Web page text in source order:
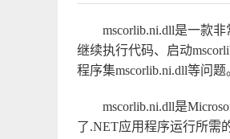
mscorlib.ni.dll是一款
继续执行代码、启动
程序集mscorlib.ni.dll等问题
mscorlib.ni.dll是
了.NET应用程序运行所需